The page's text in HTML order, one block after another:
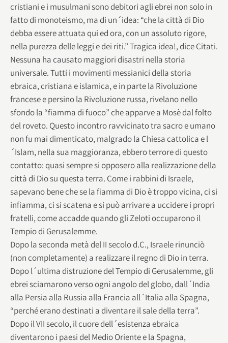
cristiani e i musulmani sono debitori agli ebrei non solo in
fatto di monoteismo, ma di un´idea: “che la città di Dio
debba essere attuata qui ed ora, con un assoluto rigore,
nella purezza delle leggi e dei riti.” Tragica idea!, dice Citati.
Nessuna ha causato maggiori disastri nella storia
universale. Tutti i movimenti messianici della storia
ebraica, cristiana e islamica, e in parte la Rivoluzione
francese e persino la Rivoluzione russa, rivelano nello
sfondo la “fiamma di fuoco” che apparve a Mosè dal folto
del roveto. Questo incontro ravvicinato tra sacro e umano
non fu mai dimenticato, malgrado la Chiesa cattolica e l
´Islam, nella sua maggioranza, ebbero terrore di questo
contatto: quasi sempre si opposero alla realizzazione della
città di Dio su questa terra. Come i rabbini di Israele,
sapevano bene che se la fiamma di Dio è troppo vicina, ci si
infiamma, ci si scatena e si può arrivare a uccidere i propri
fratelli, come accadde quando gli Zeloti occuparono il
Tempio di Gerusalemme.
Dopo la seconda metà del II secolo d.C., Israele rinunciò
(non completamente) a realizzare il regno di Dio in terra.
Dopo l´ultima distruzione del Tempio di Gerusalemme, gli
ebrei sciamarono verso ogni angolo del globo, dall´India
alla Persia alla Russia alla Francia all´Italia alla Spagna,
“perché erano destinati a diventare il sale della terra”.
Dopo il VII secolo, il cuore dell´esistenza ebraica
diventarono i paesi del Medio Oriente e la Spagna,